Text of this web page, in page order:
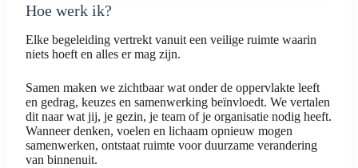
Hoe werk ik?
Elke begeleiding vertrekt vanuit een veilige ruimte waarin
niets hoeft en alles er mag zijn.
Samen maken we zichtbaar wat onder de oppervlakte leeft
en gedrag, keuzes en samenwerking beïnvloedt. We vertalen
dit naar wat jij, je gezin, je team of je organisatie nodig heeft.
Wanneer denken, voelen en lichaam opnieuw mogen
samenwerken, ontstaat ruimte voor duurzame verandering
van binnenuit.